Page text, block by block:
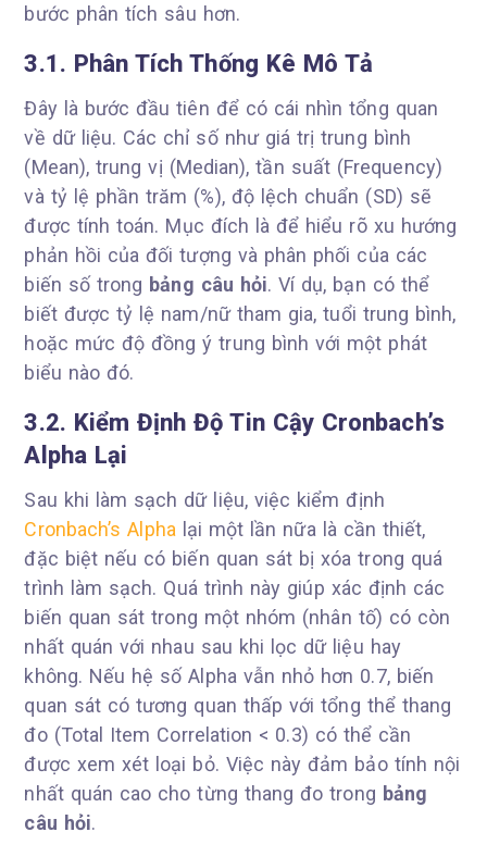
bước phân tích sâu hơn.
3.1. Phân Tích Thống Kê Mô Tả
Đây là bước đầu tiên để có cái nhìn tổng quan
về dữ liệu. Các chỉ số như giá trị trung bình
(Mean), trung vị (Median), tần suất (Frequency)
và tỷ lệ phần trăm (%), độ lệch chuẩn (SD) sẽ
được tính toán. Mục đích là để hiểu rõ xu hướng
phản hồi của đối tượng và phân phối của các
biến số trong bảng câu hỏi. Ví dụ, bạn có thể
biết được tỷ lệ nam/nữ tham gia, tuổi trung bình,
hoặc mức độ đồng ý trung bình với một phát
biểu nào đó.
3.2. Kiểm Định Độ Tin Cậy Cronbach’s
Alpha Lại
Sau khi làm sạch dữ liệu, việc kiểm định
Cronbach’s Alpha lại một lần nữa là cần thiết,
đặc biệt nếu có biến quan sát bị xóa trong quá
trình làm sạch. Quá trình này giúp xác định các
biến quan sát trong một nhóm (nhân tố) có còn
nhất quán với nhau sau khi lọc dữ liệu hay
không. Nếu hệ số Alpha vẫn nhỏ hơn 0.7, biến
quan sát có tương quan thấp với tổng thể thang
đo (Total Item Correlation < 0.3) có thể cần
được xem xét loại bỏ. Việc này đảm bảo tính nội
nhất quán cao cho từng thang đo trong bảng
câu hỏi.